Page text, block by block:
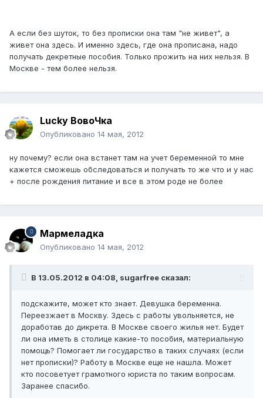
А если без шуток, то без прописки она там "не живет", а
живет она здесь. И именно здесь, где она прописана, надо
получать декретные пособия. Только прожить на них нельзя. В
Москве - тем более нельзя.
Lucky ВовоЧка
Опубликовано 14 мая, 2012
ну почему? если она встанет там на учет беременной то мне
кажется сможешь обследоваться и получать то же что и у нас
+ после рождения питание и все в этом роде не более
Мармеладка
Опубликовано 14 мая, 2012
В 13.05.2012 в 04:08, sugarfree сказал:
подскажите, может кто знает. Девушка беременна.
Переезжает в Москву. Здесь с работы увольняется, не
доработав до дикрета. В Москве своего жилья нет. Будет
ли она иметь в столице какие-то пособия, материальную
помощь? Помогает ли государство в таких случаях (если
нет прописки)? Работу в Москве еще не нашла. Может
кто посоветует грамотного юриста по таким вопросам.
Заранее спасибо.